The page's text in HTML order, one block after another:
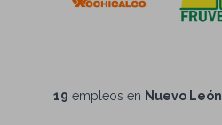
19 empleos en Nuevo León